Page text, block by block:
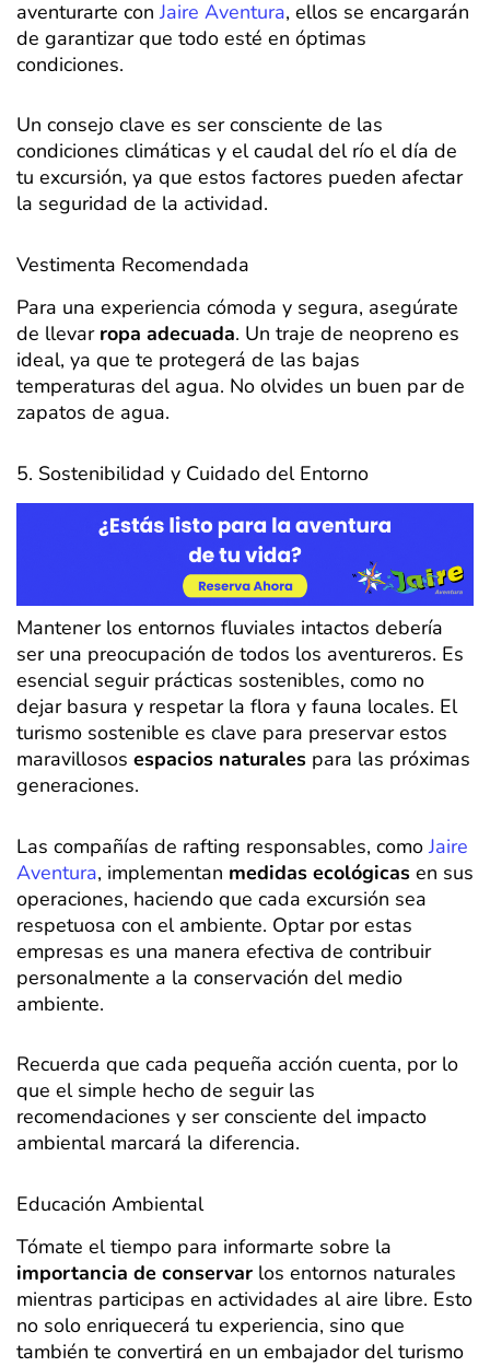
aventurarte conJaire Aventura, ellos se encargarán
de garantizar que todo esté en óptimas
condiciones.
Un consejo clave es ser consciente de las
condiciones climáticas y el caudal del río el día de
tu excursión, ya que estos factores pueden afectar
la seguridad de la actividad.
Vestimenta Recomendada
Para una experiencia cómoda y segura, asegúrate
de llevar ropa adecuada. Un traje de neopreno es
ideal, ya que te protegerá de las bajas
temperaturas del agua. No olvides un buen par de
zapatos de agua.
5. Sostenibilidad y Cuidado del Entorno
Mantener los entornos fluviales intactos debería
ser una preocupación de todos los aventureros. Es
esencial seguir prácticas sostenibles, como no
dejar basura y respetar la flora y fauna locales. El
turismo sostenible es clave para preservar estos
maravillosos espacios naturales para las próximas
generaciones.
Las compañías de rafting responsables, comoJaire
Aventura, implementan medidas ecológicas en sus
operaciones, haciendo que cada excursión sea
respetuosa con el ambiente. Optar por estas
empresas es una manera efectiva de contribuir
personalmente a la conservación del medio
ambiente.
Recuerda que cada pequeña acción cuenta, por lo
que el simple hecho de seguir las
recomendaciones y ser consciente del impacto
ambiental marcará la diferencia.
Educación Ambiental
Tómate el tiempo para informarte sobre la
importancia de conservar los entornos naturales
mientras participas en actividades al aire libre. Esto
no solo enriquecerá tu experiencia, sino que
también te convertirá en un embajador del turismo